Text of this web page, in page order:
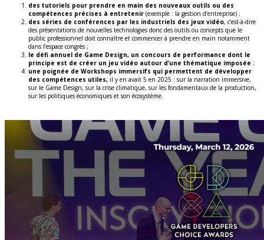
des tutoriels pour prendre en main des nouveaux outils ou des
compétences précises à entretenir (exemple : la gestion d’entreprise) ;
des séries de conférences par les industriels des jeux vidéo, c’est-à-dire
des présentations de nouvelles technologies donc des outils ou concepts que le
public professionnel doit connaître et commencer à prendre en main notamment
dans l’espace congrès ;
le défi annuel de Game Design, un concours de performance dont le
principe est de créer un jeu vidéo autour d’une thématique imposée ;
une poignée de Workshops immersifs qui permettent de développer
des compétences utiles, il y en avait 5 en 2025 : sur la narration immersive,
sur le Game Design, sur la crise climatique, sur les fondamentaux de la production,
sur les politiques économiques et son écosystème.